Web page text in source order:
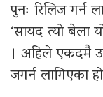
पुनः रिलिज गर्न
‘सायद त्यो बेला
। अहिले एकदमै
जगर्न लागिएका